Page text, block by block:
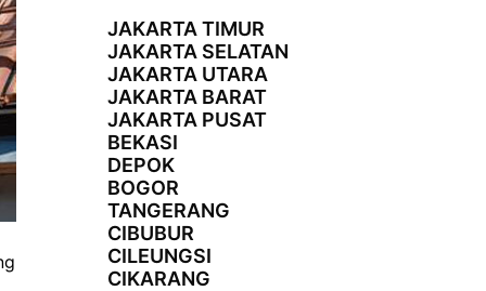
JAKARTA TIMUR
JAKARTA SELATAN
JAKARTA UTARA
JAKARTA BARAT
JAKARTA PUSAT
BEKASI
DEPOK
BOGOR
TANGERANG
CIBUBUR
CILEUNGSI
CIKARANG